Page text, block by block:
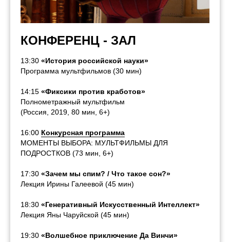
КОНФЕРЕНЦ - ЗАЛ
13:30 «История российской науки»
Программа мультфильмов (30 мин)
14:15 «Фиксики против кработов»
Полнометражный мультфильм
(Россия, 2019, 80 мин, 6+)
16:00 Конкурсная программа
МОМЕНТЫ ВЫБОРА: МУЛЬТФИЛЬМЫ ДЛЯ
ПОДРОСТКОВ (73 мин, 6+)
17:30 «Зачем мы спим? / Что такое сон?»
Лекция Ирины Галеевой (45 мин)
18:30 «Генеративный Искусственный Интеллект»
Лекция Яны Чаруйской (45 мин)
19:30 «Волшебное приключение Да Винчи»